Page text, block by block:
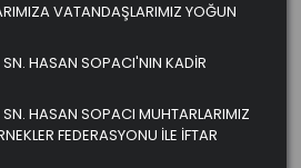
VATANDAŞLARIMIZ YOĞUN
SN. HASAN SOPACI'NIN KADİR
SN. HASAN SOPACI MUHTARLARIMIZ
FEDERASYONU İLE İFTAR